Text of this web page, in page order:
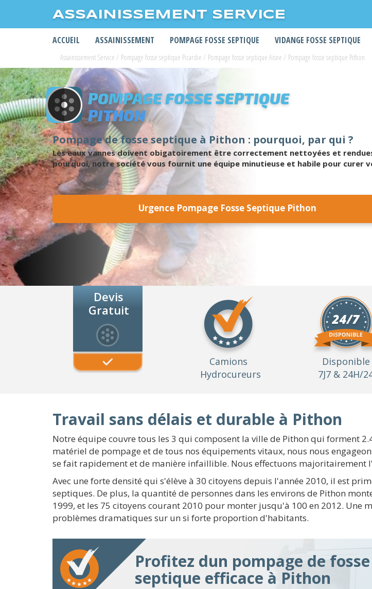
ASSAINISSEMENT SERVICE
ACCUEIL ASSAINISSEMENT POMPAGE FOSSE SEPTIQUE VIDANGE FOSSE SEPTIQUE
Assainissement Service / Pompage fosse septique Picardie / Pompage fosse septique Aisne / Pompage fosse septique Pithon
POMPAGE FOSSE SEPTIQUE
PITHON
Pompage de fosse septique à Pithon : pourquoi, par qui ?
Les eaux vannes doivent obigatoirement être correctement nettoyées et
pourquoi, notre société vous fournit une équipe minutieuse et habile pour curer
Urgence Pompage Fosse Septique Pithon
Devis
Gratuit
Camions
Hydrocureurs
Disponible
7J7 & 24H/
Travail sans délais et durable à Pithon
Notre équipe couvre tous les 3 qui composent la ville de Pithon qui forment
matériel de pompage et de tous nos équipements vitaux, nous nous
se fait rapidement et de manière infaillible. Nous effectuons majoritairement
Avec une forte densité qui s'élève à 30 citoyens depuis l'année 2010, il est
septiques. De plus, la quantité de personnes dans les environs de Pithon
1999, et les 75 citoyens courant 2010 pour monter jusqu'à 100 en 2012. Une
problèmes dramatiques sur un si forte proportion d'habitants.
Profitez dun pompage de fosse
septique efficace à Pithon